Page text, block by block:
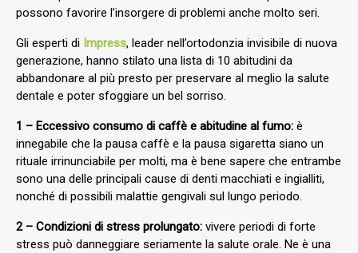
possono favorire l’insorgere di problemi anche molto seri.
Gli esperti di Impress, leader nell’ortodonzia invisibile di nuova
generazione, hanno stilato una lista di 10 abitudini da
abbandonare al più presto per preservare al meglio la salute
dentale e poter sfoggiare un bel sorriso.
1 – Eccessivo consumo di caffè e abitudine al fumo: è
innegabile che la pausa caffè e la pausa sigaretta siano un
rituale irrinunciabile per molti, ma è bene sapere che entrambe
sono una delle principali cause di denti macchiati e ingialliti,
nonché di possibili malattie gengivali sul lungo periodo.
2 – Condizioni di stress prolungato: vivere periodi di forte
stress può danneggiare seriamente la salute orale. Ne è una